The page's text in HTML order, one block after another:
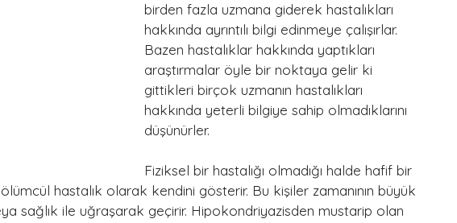
birden fazla uzmana giderek hastalıkları
hakkında ayrıntılı bilgi edinmeye çalışırlar.
Bazen hastalıklar hakkında yaptıkları
araştırmalar öyle bir noktaya gelir ki
gittikleri birçok uzmanın hastalıkları
hakkında yeterli bilgiye sahip olmadıklarını
düşünürler.
Fiziksel bir hastalığı olmadığı halde hafif bir
hastalık olarak kendini gösterir. Bu kişiler zamanının büyük
sağlık ile uğraşarak geçirir. Hipokondriyazisden mustarip olan